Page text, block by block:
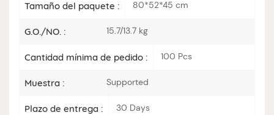
Tamaño del paquete : 80*52*45 cm
G.O./NO. : 15.7/13.7 kg
Cantidad mínima de pedido : 100 Pcs
Muestra : Supported
Plazo de entrega : 30 Days